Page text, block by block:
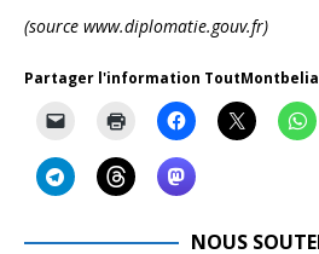
(source www.diplomatie.gouv.fr)
Partager l'information
NOUS